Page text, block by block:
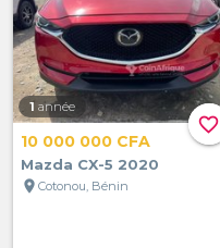
favorite_border
1 année
10 000 000 CFA
Mazda CX-5 2020
location_on Cotonou, Bénin